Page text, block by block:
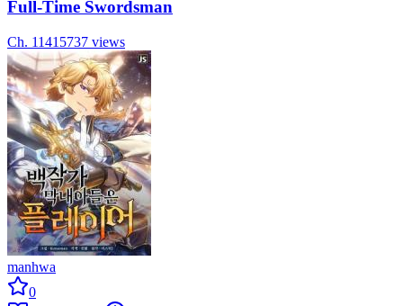
Full-Time Swordsman
Ch. 11415737 views
manhwa
0